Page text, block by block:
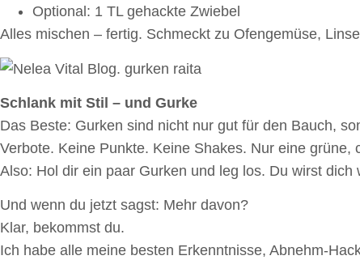
Optional: 1 TL gehackte Zwiebel
Alles mischen – fertig. Schmeckt zu Ofengemüse,
Schlank mit Stil – und Gurke
Das Beste: Gurken sind nicht nur gut für den Bauch,
Verbote. Keine Punkte. Keine Shakes. Nur eine
Also: Hol dir ein paar Gurken und leg los. Du wirst
Und wenn du jetzt sagst: Mehr davon?
Klar, bekommst du.
Ich habe alle meine besten Erkenntnisse, Abnehm-